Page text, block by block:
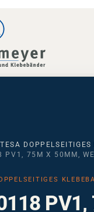
TESA DOPPELSEITIGES
PV1, 75M X 50MM,